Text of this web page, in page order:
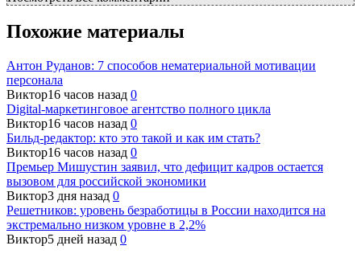
Похожие материалы
Антон Руданов: 7 способов нематериальной мотивации
персонала
Виктор16 часов назад 0
Digital-маркетинговое агентство полного цикла
Виктор16 часов назад 0
Бильд-редактор: кто это такой и как им стать?
Виктор16 часов назад 0
Премьер Мишустин заявил, что дефицит кадров остается
вызовом для российской экономики
Виктор3 дня назад 0
Решетников: уровень безработицы в России находится на
экстремально низком уровне в 2,2%
Виктор5 дней назад 0